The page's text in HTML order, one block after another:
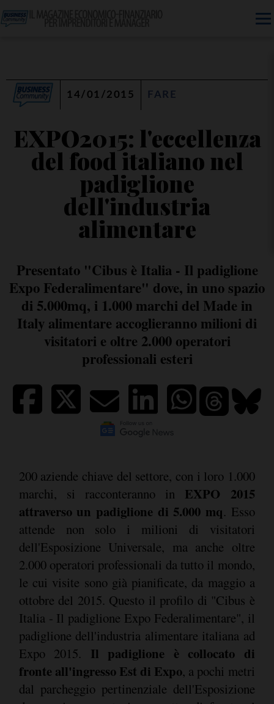
14/01/2015 FARE
EXPO2015: l'eccellenza
del food italiano nel
padiglione
dell'industria
alimentare
Presentato "Cibus è Italia - Il padiglione
Expo Federalimentare" dove, in uno spazio
di 5.000mq, i 1.000 marchi del Made in
Italy alimentare accoglieranno milioni di
visitatori e oltre 2.000 operatori
professionali esteri
200 aziende chiave del settore, con i loro 1.000
marchi, si racconteranno in EXPO 2015
attraverso un padiglione di 5.000 mq. Esso
attende non solo i milioni di visitatori
dell'Esposizione Universale, ma anche oltre
2.000 operatori professionali da tutto il mondo,
le cui visite sono già pianificate, da maggio a
ottobre del 2015. Questo il profilo di "Cibus è
Italia - Il padiglione Expo Federalimentare", il
padiglione dell'industria alimentare italiana ad
Expo 2015. Il padiglione è collocato di
fronte all'ingresso Est di Expo, a pochi metri
dal parcheggio pertinenziale dell'Esposizione